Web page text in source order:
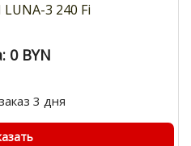
3 240 Fi
0 BYN
3 дня